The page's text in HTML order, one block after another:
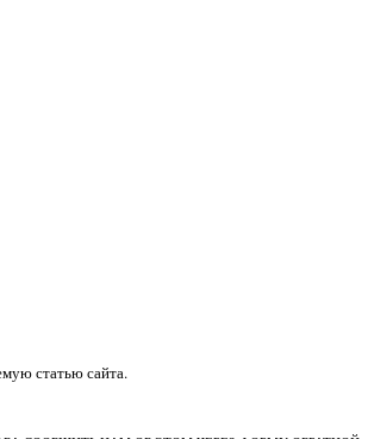
статью сайта.